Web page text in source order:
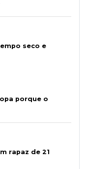
seco e
porque o
rapaz de 21